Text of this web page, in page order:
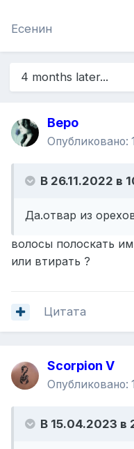
Есенин
4 months later...
Веро
Опубликовано:
В 26.11.2022 в
Да.отвар из
волосы полоскать им
или втирать ?
Цитата
Scorpion V
Опубликовано:
В 15.04.2023 в